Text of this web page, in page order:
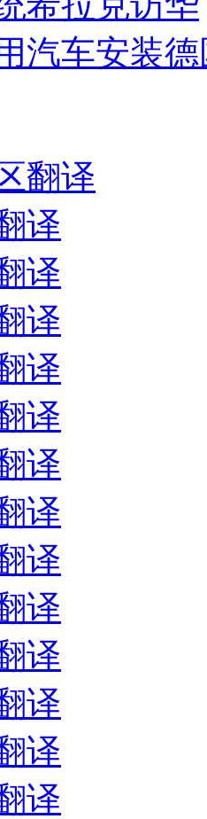
汽车安装
翻译
译
译
译
译
译
译
译
译
译
译
译
译
译